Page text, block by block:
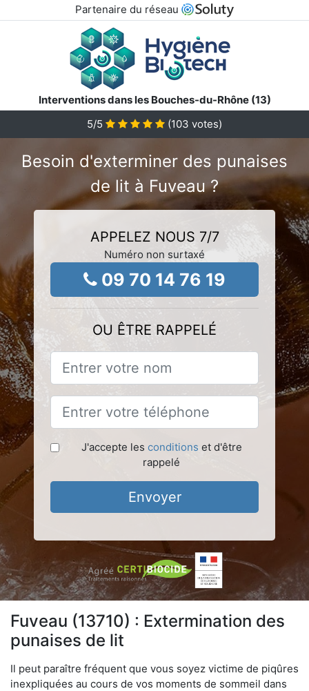
Partenaire du réseau
Interventions dans les Bouches-du-Rhône (13)
5/5 (103 votes)
Besoin d'exterminer des punaises
de lit à Fuveau ?
APPELEZ NOUS 7/7
Numéro non surtaxé
09 70 14 76 19
OU ÊTRE RAPPELÉ
J'accepte les conditions et d'être
rappelé
Envoyer
Fuveau (13710) : Extermination des
punaises de lit
Il peut paraître fréquent que vous soyez victime de piqûres
inexpliquées au cours de vos moments de sommeil dans